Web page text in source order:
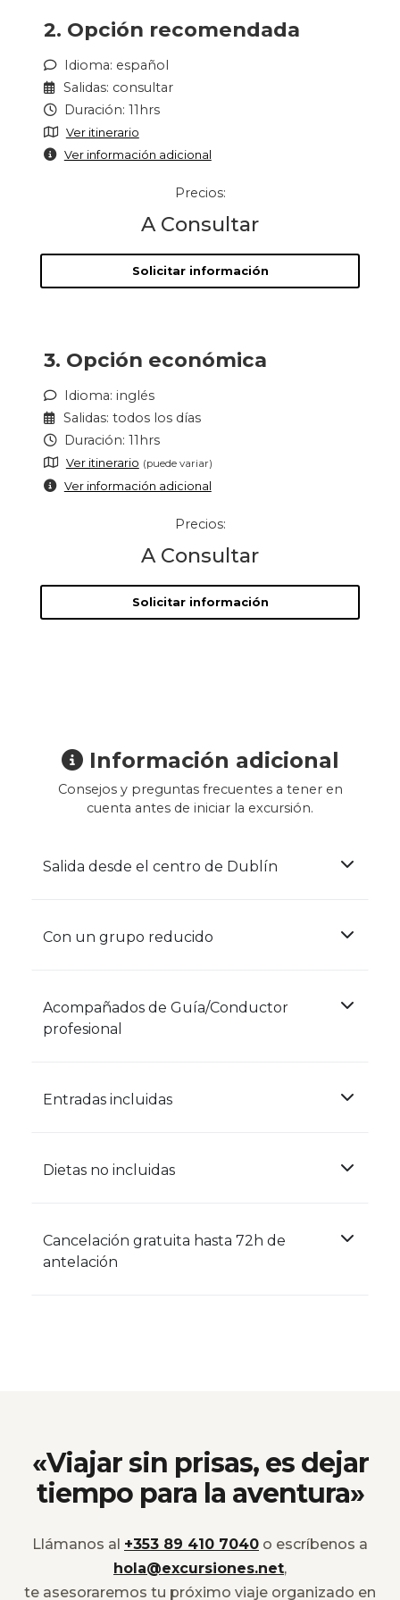
2. Opción recomendada
Idioma: español
Salidas: consultar
Duración: 11hrs
Ver itinerario
Ver información adicional
Precios:
A Consultar
Solicitar información
3. Opción económica
Idioma: inglés
Salidas: todos los días
Duración: 11hrs
Ver itinerario (puede variar)
Ver información adicional
Precios:
A Consultar
Solicitar información
Información adicional
Consejos y preguntas frecuentes a tener en
cuenta antes de iniciar la excursión.
Salida desde el centro de Dublín
Con un grupo reducido
Acompañados de Guía/Conductor
profesional
Entradas incluidas
Dietas no incluidas
Cancelación gratuita hasta 72h de
antelación
«Viajar sin prisas, es dejar
tiempo para la aventura»
Llámanos al +353 89 410 7040 o escríbenos a
hola@excursiones.net,
te asesoraremos tu próximo viaje organizado en